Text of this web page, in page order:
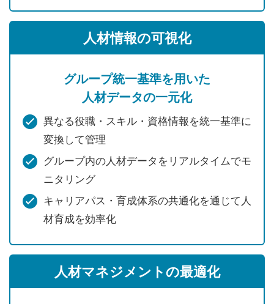
人材情報の可視化
グループ統一基準を用いた
人材データの一元化
異なる役職・スキル・資格情報を統一基準に
変換して管理
グループ内の人材データをリアルタイムでモ
ニタリング
キャリアパス・育成体系の共通化を通じて人
材育成を効率化
人材マネジメントの最適化